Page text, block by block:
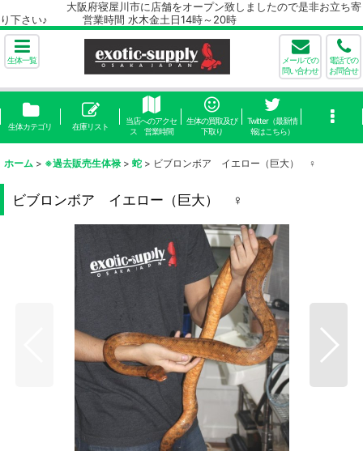
大阪府寝屋川市に店舗をオープン致しましたので是非お立ち寄
り下さい♪ 営業時間 水木金土日14時～20時
生体一覧
メールでの
問い合わせ
電話での
お問合せ
生体カテゴリ 在庫リスト
当店へのアクセ
ス 営業時間
生体の買取及び
下取り
Twitter（最新情
報はこちら）
ホーム > ※過去販売生体禄 > 蛇 > ビブロンボア イエロー（巨大） ♀
ビブロンボア イエロー（巨大） ♀